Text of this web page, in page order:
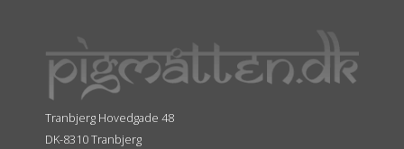
Tranbjerg Hovedgade 48
DK-8310 Tranbjerg